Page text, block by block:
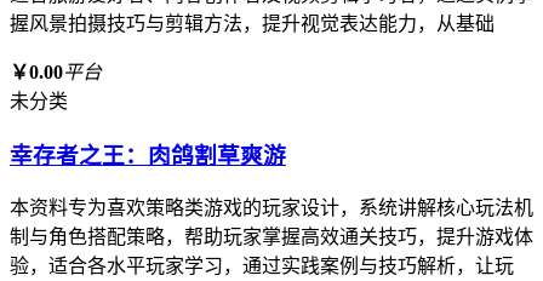
握风景拍摄技巧与剪辑方法，提升视觉表达能力，从基础
￥0.00平台
未分类
幸存者之王：肉鸽割草爽游
本资料专为喜欢策略类游戏的玩家设计，系统讲解核心玩法机
制与角色搭配策略，帮助玩家掌握高效通关技巧，提升游戏体
验，适合各水平玩家学习，通过实践案例与技巧解析，让玩